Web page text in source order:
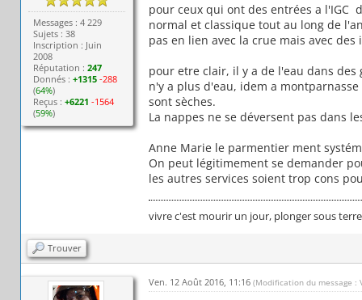
Messages : 4 229
Sujets : 38
Inscription : Juin
2008
Réputation :247
Donnés :+1315 -288
(64%)
Reçus :+6221 -1564
(59%)
pour ceux qui ont des entrées a l'IGC
normal et classique tout au long de
pas en lien avec la crue mais avec
pour etre clair, il y a de l'eau dans
n'y a plus d'eau, idem a
sont sèches.
La nappes ne se déversent pas dans
Anne Marie le parmentier ment
On peut légitimement se demander
les autres services soient trop cons
vivre c'est mourir un jour, plonger sous
Trouver
Ven. 12 Août 2016, 11:16 (Modification du message :